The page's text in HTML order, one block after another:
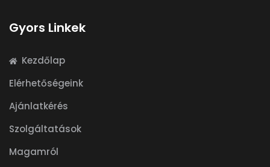
Gyors Linkek
Kezdőlap
Elérhetőségeink
Ajánlatkérés
Szolgáltatások
Magamról